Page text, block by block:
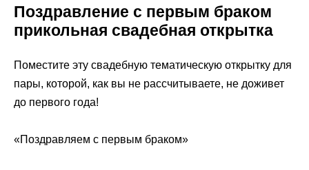
Поздравление с первым браком
прикольная свадебная открытка
Поместите эту свадебную тематическую открытку для
пары, которой, как вы не рассчитываете, не доживет
до первого года!
«Поздравляем с первым браком»